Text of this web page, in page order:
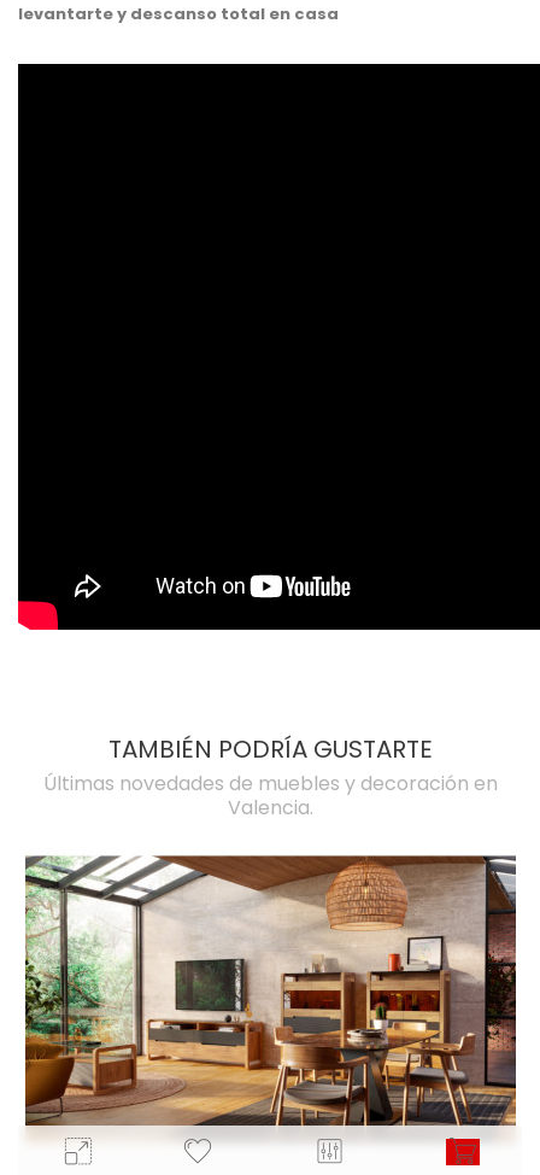
levantarte y descanso total en casa
TAMBIÉN PODRÍA GUSTARTE
Últimas novedades de muebles y decoración en
Valencia.